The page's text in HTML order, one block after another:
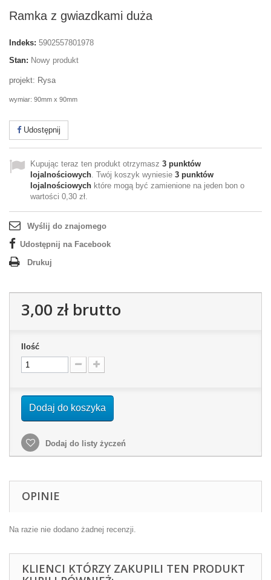
Ramka z gwiazdkami duża
Indeks: 5902557801978
Stan: Nowy produkt
projekt: Rysa
wymiar: 90mm x 90mm
Udostępnij
Kupując teraz ten produkt otrzymasz 3 punktów
lojalnościowych. Twój koszyk wyniesie 3 punktów
lojalnościowych które mogą być zamienione na jeden bon o
wartości 0,30 zł.
Wyślij do znajomego
Udostępnij na Facebook
Drukuj
3,00 złbrutto
Ilość
Dodaj do koszyka
Dodaj do listy życzeń
OPINIE
Na razie nie dodano żadnej recenzji.
KLIENCI KTÓRZY ZAKUPILI TEN PRODUKT